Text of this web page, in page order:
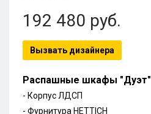
192 480 руб.
Вызвать дизайнера
Распашные шкафы "Дуэт"
- Корпус ЛДСП
- Фурнитура HETTICH